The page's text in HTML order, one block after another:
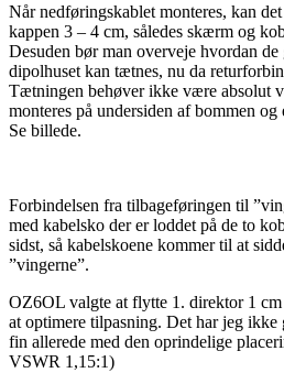
Når nedføringskablet monteres, kan
kappen 3 – 4 cm, således skærm og
Desuden bør man overveje hvordan
dipolhuset kan tætnes, nu da
Tætningen behøver ikke være absolut
monteres på undersiden af bommen
Se billede.
Forbindelsen fra tilbageføringen til
med kabelsko der er loddet på de to
sidst, så kabelskoene kommer til at
”vingerne”.
OZ6OL valgte at flytte 1. direktor 1
at optimere tilpasning. Det har jeg
fin allerede med den oprindelige
VSWR 1,15:1)